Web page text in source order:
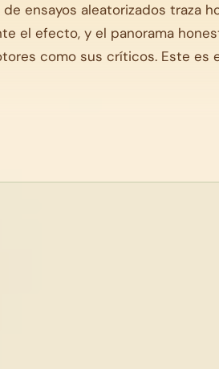
ensayos aleatorizados traza
el efecto, y el panorama
como sus críticos. Este es